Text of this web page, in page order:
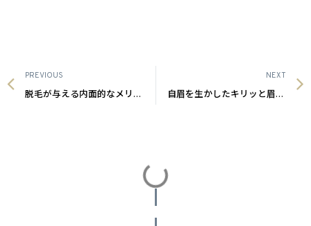
PREVIOUS
脱毛が与える内面的なメリット|沖縄メンズ脱毛
NEXT
自眉を生かしたキリッと眉毛|沖縄メンズ脱毛